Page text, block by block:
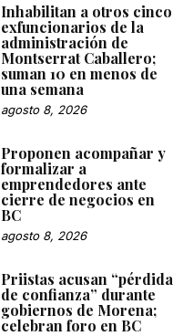
Inhabilitan a otros cinco
exfuncionarios de la
administración de
Montserrat Caballero;
suman 10 en menos de
una semana
agosto 8, 2026
Proponen acompañar y
formalizar a
emprendedores ante
cierre de negocios en
BC
agosto 8, 2026
Priistas acusan “pérdida
de confianza” durante
gobiernos de Morena;
celebran foro en BC